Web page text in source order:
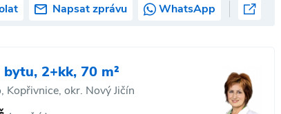
Napsat zprávu WhatsApp
2+kk, 70 m²
Kopřivnice, okr. Nový Jičín